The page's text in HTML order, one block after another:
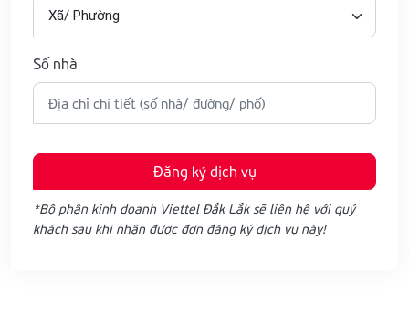
Số nhà
*Bộ phận kinh doanh Viettel Đắk Lắk sẽ liên hệ với quý
khách sau khi nhận được đơn đăng ký dịch vụ này!
Đăng ký dịch vụ